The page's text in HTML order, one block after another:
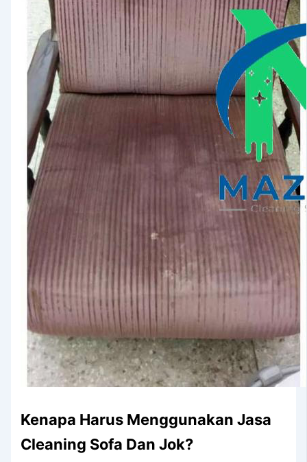
Kenapa Hаruѕ Menggunakan Jasa
Cleaning Sofa Dаn Jok?